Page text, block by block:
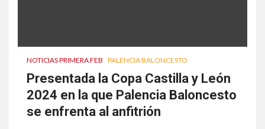
NOTICIAS PRIMERA FEB PALENCIA BALONCESTO
Presentada la Copa Castilla y León
2024 en la que Palencia Baloncesto
se enfrenta al anfitrión